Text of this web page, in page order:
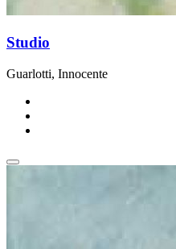
Studio
Guarlotti, Innocente